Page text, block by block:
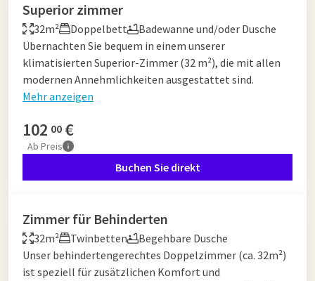
Superior zimmer
32m² Doppelbett
Badewanne und/oder Dusche
Übernachten Sie bequem in einem unserer
klimatisierten Superior-Zimmer (32 m²), die mit allen
modernen Annehmlichkeiten ausgestattet sind.
Mehr anzeigen
102 00 €
Ab Preis
Buchen Sie direkt
Zimmer für Behinderten
32m² Twinbetten
Begehbare Dusche
Unser behindertengerechtes Doppelzimmer (ca. 32m²)
ist speziell für zusätzlichen Komfort und